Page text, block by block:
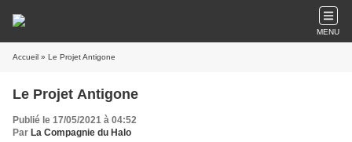
MENU
Accueil » Le Projet Antigone
Le Projet Antigone
Publié le 17/05/2021 à 04:52
Par La Compagnie du Halo